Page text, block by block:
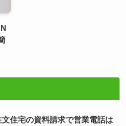
文住宅の資料請求で営業電話は